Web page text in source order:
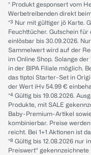
* Produkt gesponsert vom
Werbetreibenden direkt
*³ Nur mit gültiger jö Karte.
Feuchttücher. Gutschein
einlösbar bis 30.09.2026.
Sammelwert wird auf der
im Online Shop. Solange
in der BIPA Filiale möglich.
das tiptoi Starter-Set in
der Wert iHv 54.99 €
*⁴ Gültig bis 19.08.2026.
Produkte, mit SALE
Baby-Premium-Artikel
kombinierbar. Preise
reicht. Bei 1+1 Aktionen ist
*⁸ Gültig bis 12.08.2026 nur
Preiswert“